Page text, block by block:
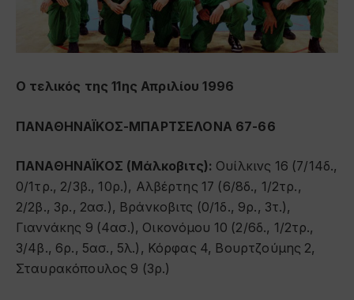
Ο τελικός της 11ης Απριλίου 1996
ΠΑΝΑΘΗΝΑΪΚΟΣ-ΜΠΑΡΤΣΕΛΟΝΑ 67-66
ΠΑΝΑΘΗΝΑΪΚΟΣ (Μάλκοβιτς): Ουίλκινς 16 (7/14δ.,
0/1τρ., 2/3β., 10ρ.), Αλβέρτης 17 (6/8δ., 1/2τρ.,
2/2β., 3ρ., 2ασ.), Βράνκοβιτς (0/1δ., 9ρ., 3τ.),
Γιαννάκης 9 (4ασ.), Οικονόμου 10 (2/6δ., 1/2τρ.,
3/4β., 6ρ., 5ασ., 5λ.), Κόρφας 4, Βουρτζούμης 2,
Σταυρακόπουλος 9 (3ρ.)